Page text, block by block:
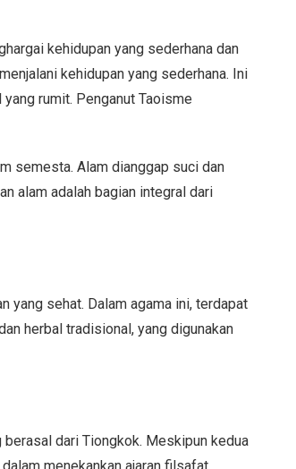
kehidupan yang sederhana dan
kehidupan yang sederhana. Ini
rumit. Penganut Taoisme
semesta. Alam dianggap suci dan
alam adalah bagian integral dari
yang sehat. Dalam agama ini, terdapat
herbal tradisional, yang digunakan
berasal dari Tiongkok. Meskipun kedua
menekankan ajaran filsafat